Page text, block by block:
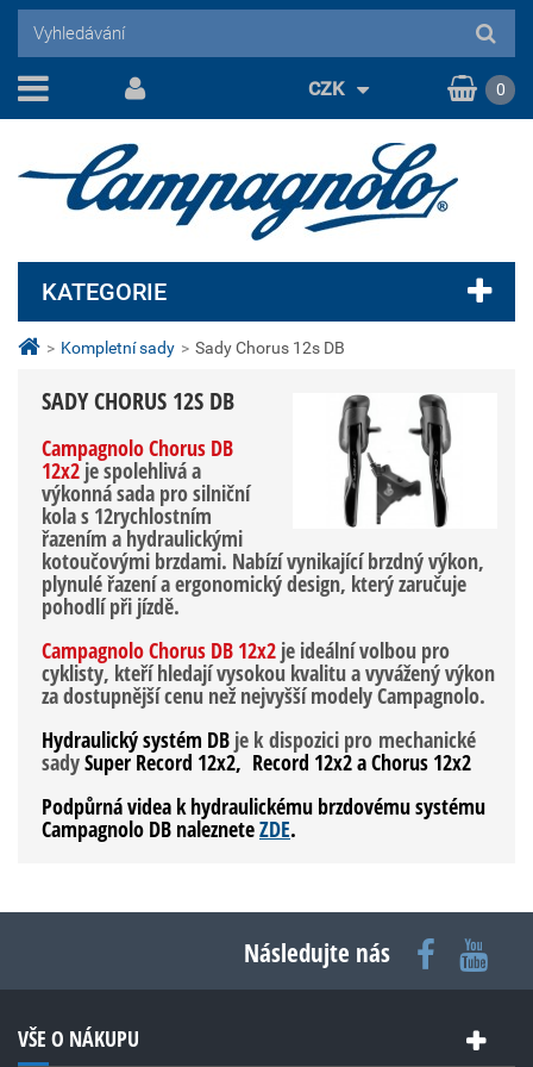
> Kompletní sady > Sady Chorus 12s DB
SADY CHORUS 12S DB
Campagnolo Chorus DB
12x2je spolehlivá a
výkonná sada pro silniční
kola s 12rychlostním
řazením a hydraulickými
kotoučovými brzdami. Nabízí vynikající brzdný výkon,
plynulé řazení a ergonomický design, který zaručuje
pohodlí při jízdě.
Campagnolo Chorus DB 12x2 je ideální volbou pro
cyklisty, kteří hledají vysokou kvalitu a vyvážený výkon
za dostupnější cenu než nejvyšší modely Campagnolo.
Hydraulický systém DB je k dispozici pro mechanické
sadySuper Record 12x2, Record 12x2 a Chorus 12x2
Podpůrná videa k hydraulickému brzdovému systému
Campagnolo DB nalezneteZDE.
KATEGORIE
CZK 0
Následujte nás
VŠE O NÁKUPU